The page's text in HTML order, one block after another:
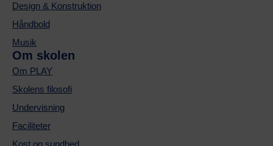
Design & Konstruktion
Håndbold
Musik
Om skolen
Om PLAY
Skolens filosofi
Undervisning
Faciliteter